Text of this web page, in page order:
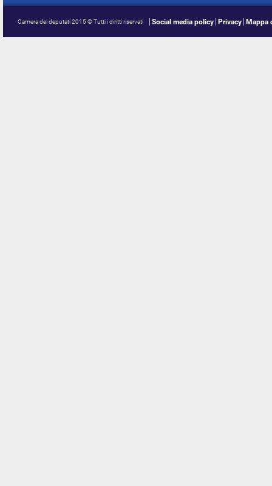
Camera dei deputati 2015 © Tutti i diritti riservati Social media policy Privacy Mappa